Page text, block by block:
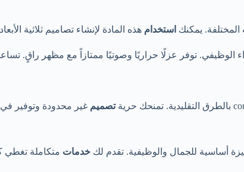
المختلفة. يمكنك استخدام هذه المادة لإنشاء تصاميم ثلاثية
الوظيفي. توفر عزلًا حراريًا وصوتيًا ممتازاً مع مظهر راقٍ.
تصميم غير محدودة وتوفير في
أساسية للجمال والوظيفية. تقدم لك خدمات متكاملة تغطي